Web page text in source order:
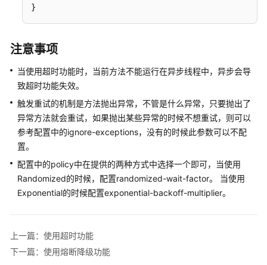
指
devspore-
auth
使
指
南
security
使
devspore-
probe
}
注意事项
当使用超时功能时，当前方法不能运行在异步线程中，异步会导
致超时功能失效。
触发重试的机制是方法抛出异常，不管是什么异常，只要抛出了
异常方法就会重试，如果抛出某些异常的时候不想重试，则可以
参考配置中的ignore-exceptions，没有的时候此参数可以不配
置。
配置中的policy中在提供的两种方式中选择一个即可，当使用
Randomized的时候，配置randomized-wait-factor。 当使用
Exponential的时候配置exponential-backoff-multiplier。
上一篇：使用超时功能
下一篇：使用熔断降级功能